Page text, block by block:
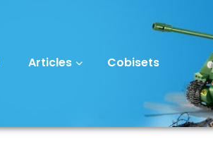
Articles Cobisets